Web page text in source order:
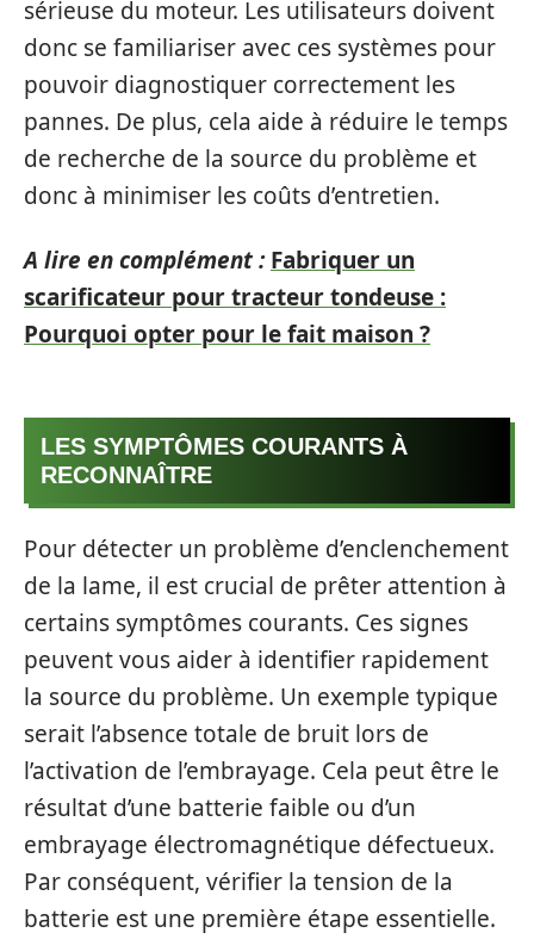
sérieuse du moteur. Les utilisateurs doivent
donc se familiariser avec ces systèmes pour
pouvoir diagnostiquer correctement les
pannes. De plus, cela aide à réduire le temps
de recherche de la source du problème et
donc à minimiser les coûts d’entretien.
A lire en complément : Fabriquer un
scarificateur pour tracteur tondeuse :
Pourquoi opter pour le fait maison ?
LES SYMPTÔMES COURANTS À
RECONNAÎTRE
Pour détecter un problème d’enclenchement
de la lame, il est crucial de prêter attention à
certains symptômes courants. Ces signes
peuvent vous aider à identifier rapidement
la source du problème. Un exemple typique
serait l’absence totale de bruit lors de
l’activation de l’embrayage. Cela peut être le
résultat d’une batterie faible ou d’un
embrayage électromagnétique défectueux.
Par conséquent, vérifier la tension de la
batterie est une première étape essentielle.